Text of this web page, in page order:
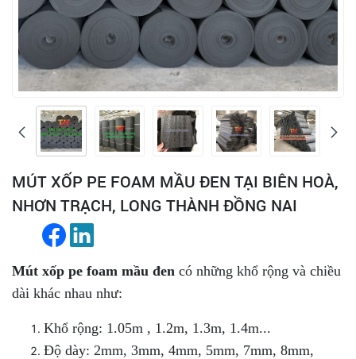
MÚT XỐP PE FOAM MẦU ĐEN TẠI BIÊN HOÀ,
NHƠN TRẠCH, LONG THÀNH ĐỒNG NAI
Mút xốp pe foam mầu đen có những khổ rộng và chiều
dài khác nhau như:
Khổ rộng: 1.05m , 1.2m, 1.3m, 1.4m...
Độ dày: 2mm, 3mm, 4mm, 5mm, 7mm, 8mm,